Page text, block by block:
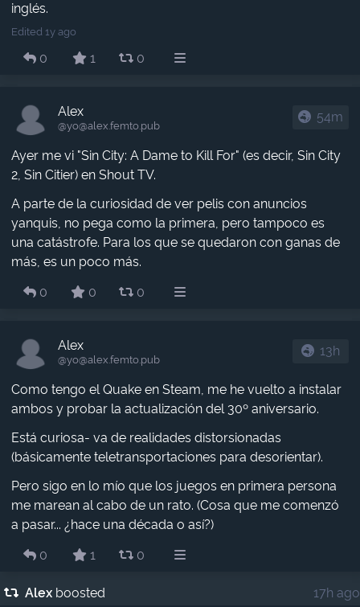
inglés.
Edited 1y ago
0 1 0
Alex
@yo​@alex.femto.pub
54m
Ayer me vi "Sin City: A Dame to Kill For" (es decir, Sin City
2, Sin Citier) en Shout TV.
A parte de la curiosidad de ver pelis con anuncios
yanquis, no pega como la primera, pero tampoco es
una catástrofe. Para los que se quedaron con ganas de
más, es un poco más.
0
0 0
Alex
@yo​@alex.femto.pub
13h
Como tengo el Quake en Steam, me he vuelto a instalar
ambos y probar la actualización del 30º aniversario.
Está curiosa- va de realidades distorsionadas
(básicamente teletransportaciones para desorientar).
Pero sigo en lo mío que los juegos en primera persona
me marean al cabo de un rato. (Cosa que me comenzó
a pasar... ¿hace una década o así?)
0
1 0
Alex boosted 17h ago